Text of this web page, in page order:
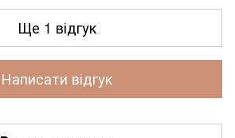
Ще 1 відгук
Написати відгук